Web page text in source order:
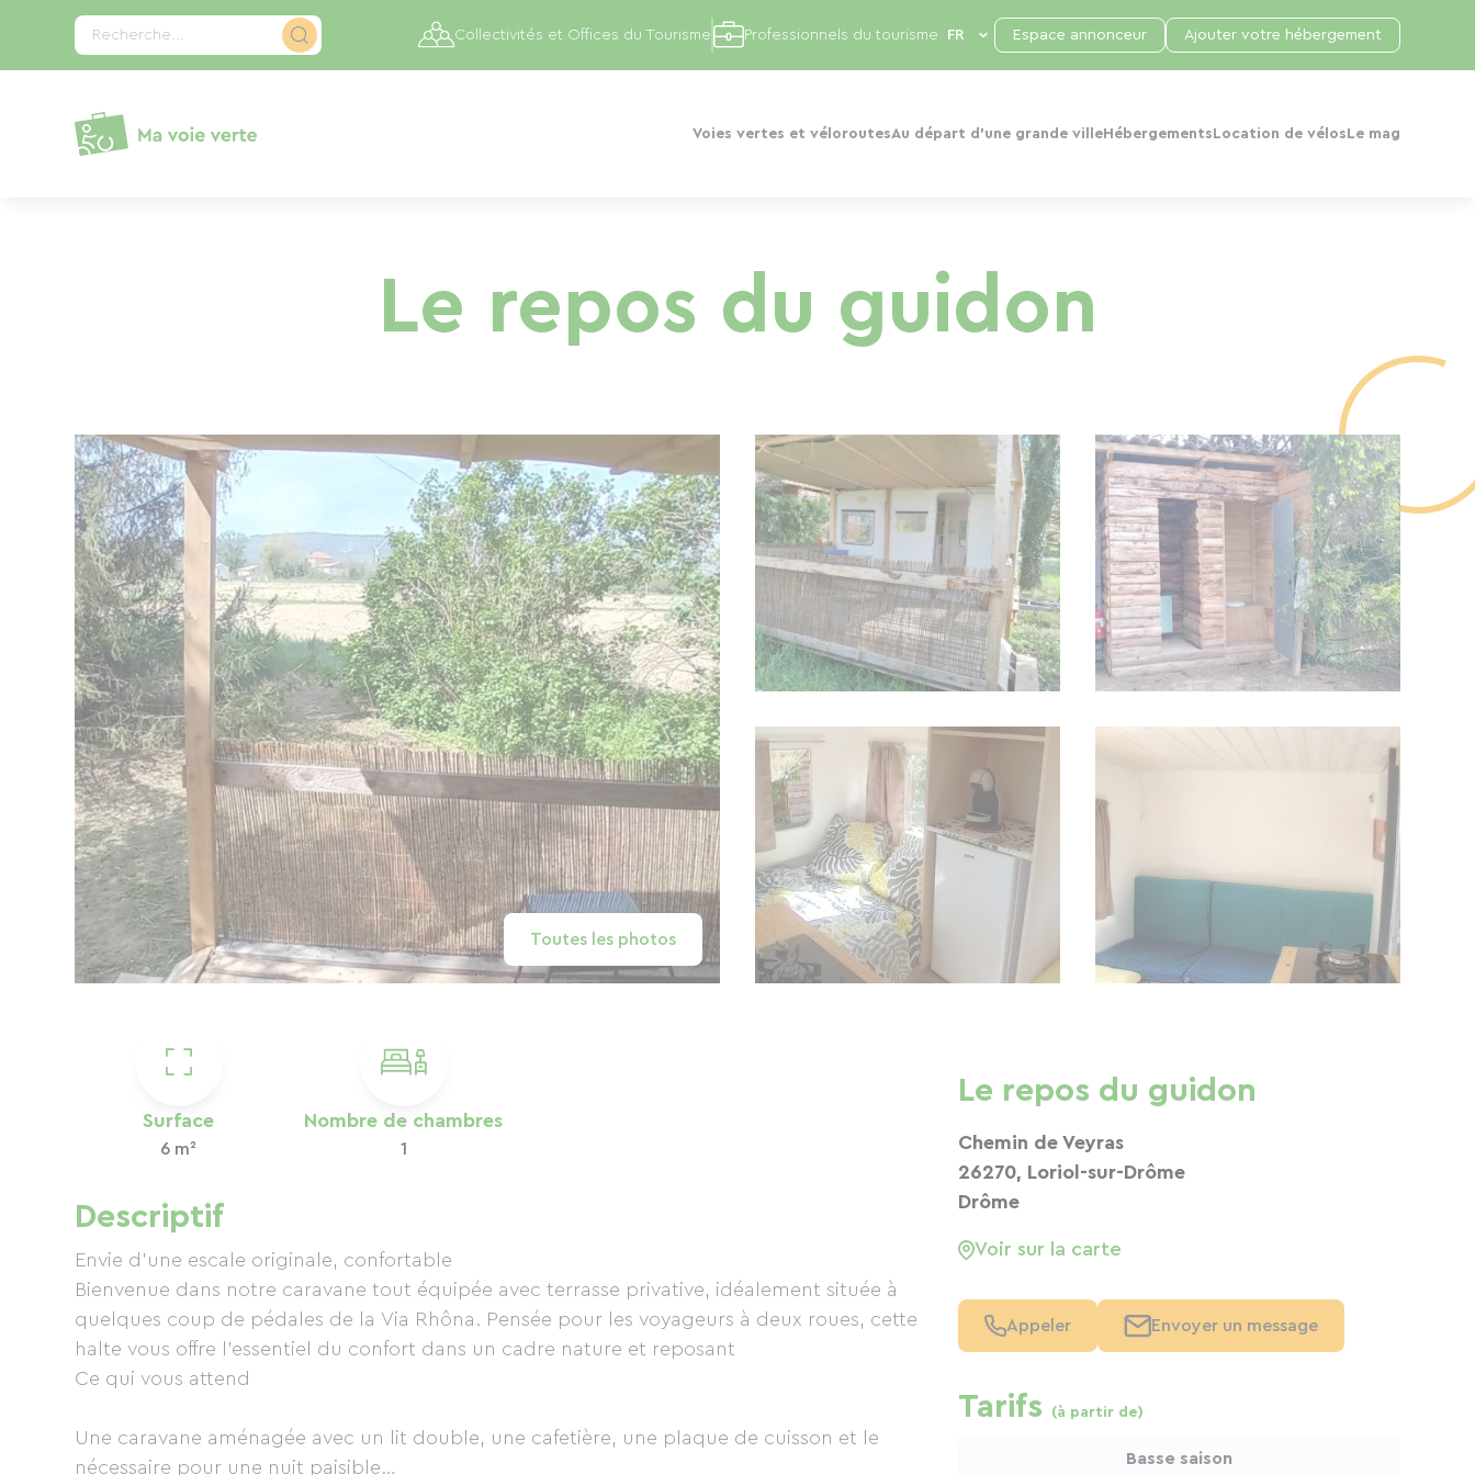
Recherche...
Voies vertes et véloroutesAu départ d'une grande ville Hébergements Location de vélos Le mag
Collectivités et Offices du Tourisme Professionnels du tourisme Espace annonceur Ajouter votre hébergement
Le repos du guidon
Toutes les photos
Surface
6 m²
Nombre de chambres
1
Descriptif
Envie d’une escale originale, confortable
Bienvenue dans notre caravane tout équipée avec terrasse privative, idéalement située à
quelques coup de pédales de la Via Rhôna. Pensée pour les voyageurs à deux roues, cette
halte vous offre l’essentiel du confort dans un cadre nature et reposant
Ce qui vous attend
Une caravane aménagée avec un lit double, une cafetière, une plaque de cuisson et le
nécessaire pour une nuit paisible
Le repos du guidon
Chemin de Veyras
26270, Loriol-sur-Drôme
Drôme
Voir sur la carte
Appeler Envoyer un message
Tarifs (à partir de)
Basse saison
Panneau de gestion des cookies